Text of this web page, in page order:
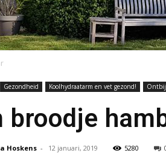
Gezondheid Koolhydraatarm en vet gezond!
Hoskens - 12 januari, 2019 5280